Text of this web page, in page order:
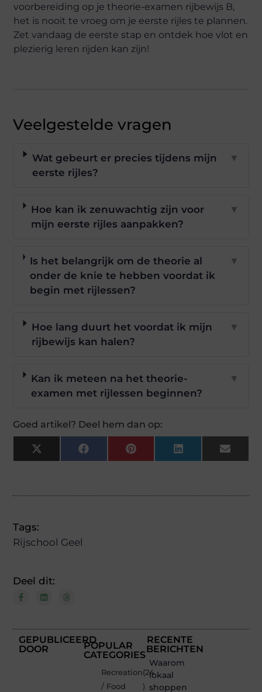
voorbereiding op je theorie-examen rijbewijs B,
het is nooit te vroeg om je eerste rijles te plannen.
Zet vandaag de eerste stap en ontdek hoe vlot en
plezierig leren rijden kan zijn!
Veelgestelde vragen
Wat gebeurt er precies tijdens mijn
eerste rijles?
▼
Hoe kan ik zenuwachtig zijn voor
mijn eerste rijles aanpakken?
▼
Is het belangrijk om de theorie al
onder de knie te hebben voordat ik
begin met rijlessen?
▼
Hoe lang duurt het voordat ik mijn
rijbewijs kan halen?
▼
Kan ik meteen na het theorie-
examen met rijlessen beginnen?
▼
Goed artikel? Deel hem dan op:
X
(Twitter)
FacebookPinterestLinkedInEmail
Tags:
Rijschool Geel
Deel dit:
GEPUBLICEERD
DOOR
POPULAR
CATEGORIES
Recreation
/ Food
(24
)
RECENTE
BERICHTEN
Waarom
lokaal
shoppen